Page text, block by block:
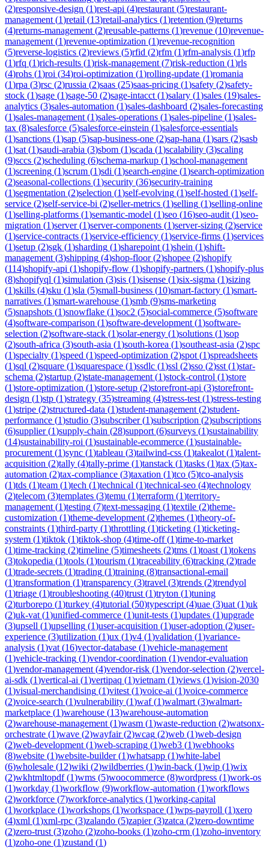
(2)responsive-design (1)rest-api (4)restaurant (5)restaurant-
management (1)retail (13)retail-analytics (1)retention (9)returns
(4)returns-management (2)reusable-patterns (1)revenue (10)revenue-
management (1)revenue-optimization (1)revenue-recognition
(5)reverse-logistics (2)reviews (5)rfid (2)rfm (1)rfm-analysis (1)rfp
(1)rfq (1)rich-results (1)risk-management (7)risk-reduction (1)rls
(4)rohs (1)roi (34)roi-optimization (1)rolling-update (1)romania
(1)rpa (3)rsc (2)russia (2)saas (25)saas-pricing (1)safety (2)safety-
stock (1)sage (1)sage-50 (2)sage-intacct (1)salary (1)sales (19)sales-
analytics (3)sales-automation (1)sales-dashboard (2)sales-forecasting
(1)sales-management (1)sales-operations (1)sales-pipeline (1)sales-
tax (8)salesforce (5)salesforce-einstein (1)salesforce-essentials
(1)sanctions (1)sap (5)sap-business-one (2)sap-hana (1)sars (2)sasb
(1)sat (1)saudi-arabia (3)sbom (1)scada (1)scalability (3)scaling
(9)sccs (2)scheduling (6)schema-markup (1)school-management
(1)screening (1)scrum (1)sdi (1)search-engine (1)search-optimization
(2)seasonal-collections (1)security (36)security-training
(1)segmentation (2)selection (1)self-evolving (1)self-hosted (1)self-
service (2)self-service-bi (2)seller-metrics (1)selling (1)selling-online
(1)selling-platforms (1)semantic-model (1)seo (16)seo-audit (1)seo-
migration (1)server(1)server-components (1)server-sizing (2)service
(1)service-contracts (1)service-efficiency (1)service-firms (1)services
(1)setup (2)sgk (1)sharding (1)sharepoint (1)shein (1)shift-
management (3)shipping (4)shop-floor(2)shopee (2)shopify
(114)shopify-api (1)shopify-flow (1)shopify-partners (1)shopify-plus
(8)shopifyql (1)simulation (3)sis (1)sisense (1)six-sigma (1)sizing
(1)skills (4)sku (1)sla (5)small-business (10)smart-factory (1)smart-
narratives (1)smart-warehouse (1)smb (9)sms-marketing
(5)snapshots (1)snowflake (1)soc2 (5)social-commerce (5)software
(4)software-comparison (1)software-development (1)software-
selection (2)software-stack (1)solar-energy (1)solutions (1)sop
(2)south-africa (3)south-asia (1)south-korea (1)southeast-asia (2)spc
(1)specialty (1)speed (1)speed-optimization (2)spot (1)spreadsheets
(1)sql (2)square (1)squarespace (1)ssdlc (1)ssl (2)sso (2)sst (1)star-
schema (2)startup (2)state-management (1)stock-control (1)store
(1)store-optimization (1)store-setup (2)storefront-api (3)storefront-
design (1)stp (1)strategy (35)streaming (4)stress-test (1)stress-testing
(1)stripe (2)structured-data (1)student-management (2)student-
performance (1)studio (3)subscriber(1)subscription (2)subscriptions
(6)supplier(1)supply-chain (28)support (6)surveys (1)sustainability
(14)sustainability-roi (1)sustainable-ecommerce (1)sustainable-
procurement (1)sync (1)tableau (3)tailwind-css (1)takealot (1)talent-
acquisition (2)tally (4)tally-prime (1)tanstack (1)tasks (1)tax (5)tax-
automation (2)tax-compliance (3)taxation (1)tco (5)tco-analysis
(1)tds (1)team (1)tech (1)technical (1)technical-seo (4)technology
(2)telecom (3)templates (3)temu (1)terraform (1)territory-
management (1)testing (7)text-messaging (1)textile (2)theme-
customization (1)theme-development (2)themes (1)theory-of-
constraints (1)third-party (1)throttling (1)ticketing (1)ticketing-
system (1)tiktok (1)tiktok-shop (4)time-off(1)time-to-market
(1)time-tracking (2)timeline (5)timesheets (2)tms (1)toast (1)tokens
(3)tokopedia (1)tools (1)tourism (1)traceability (6)tracking (2)trade
(1)trade-secrets (1)trading (1)training (8)transactional-email
(1)transformation (1)transparency (3)travel (3)trends (2)trendyol
(1)triage (1)troubleshooting (40)trust (1)tryton (1)tuning
(2)turborepo (1)turkey (4)tutorial (50)typescript (4)uae (3)uat (1)uk
(2)uk-vat (1)unified-commerce (1)unit-tests (1)updates (1)upgrade
(3)upsell (1)upselling (1)user-acquisition (1)user-adoption (2)user-
experience (3)utilization (1)ux (1)v4 (1)validation (1)variance-
analysis (1)vat (16)vector-database (1)vehicle-management
(1)vehicle-tracking (1)vendor-coordination (1)vendor-evaluation
(1)vendor-management (4)vendor-risk (1)vendor-selection (2)vercel-
ai-sdk (1)vertical-ai (1)vertipaq (1)vietnam (1)views (1)vision-2030
(1)visual-merchandising (1)vitest (1)voice-ai (1)voice-commerce
(2)voice-search (1)vulnerability (1)waf(1)walmart (3)walmart-
marketplace (1)warehouse (13)warehouse-automation
(2)warehouse-management (1)wasm (1)waste-reduction (2)watsonx-
orchestrate (1)wave (2)wayfair(2)wcag (2)web (1)web-design
(2)web-development (1)web-scraping (1)web3 (1)webhooks
(8)website (1)website-builder(1)whatsapp (1)white-label
(6)wholesale (12)wiki (2)wildberries (1)win-back (1)wip (1)wix
(2)wkhtmltopdf(1)wms (5)woocommerce (8)wordpress (1)work-os
(1)workday (1)workflow (9)workflow-automation (1)workflows
(2)workforce (7)workforce-analytics (1)working-capital
(1)workplace (1)workshops (1)workspace (1)wps-payroll (1)xero
(4)xml (1)xml-rpc (3)zalando (5)zapier(3)zatca (2)zero-downtime
(2)zero-trust (3)zoho (2)zoho-books (1)zoho-crm (1)zoho-inventory
(1)zoho-one (1)zustand (1)